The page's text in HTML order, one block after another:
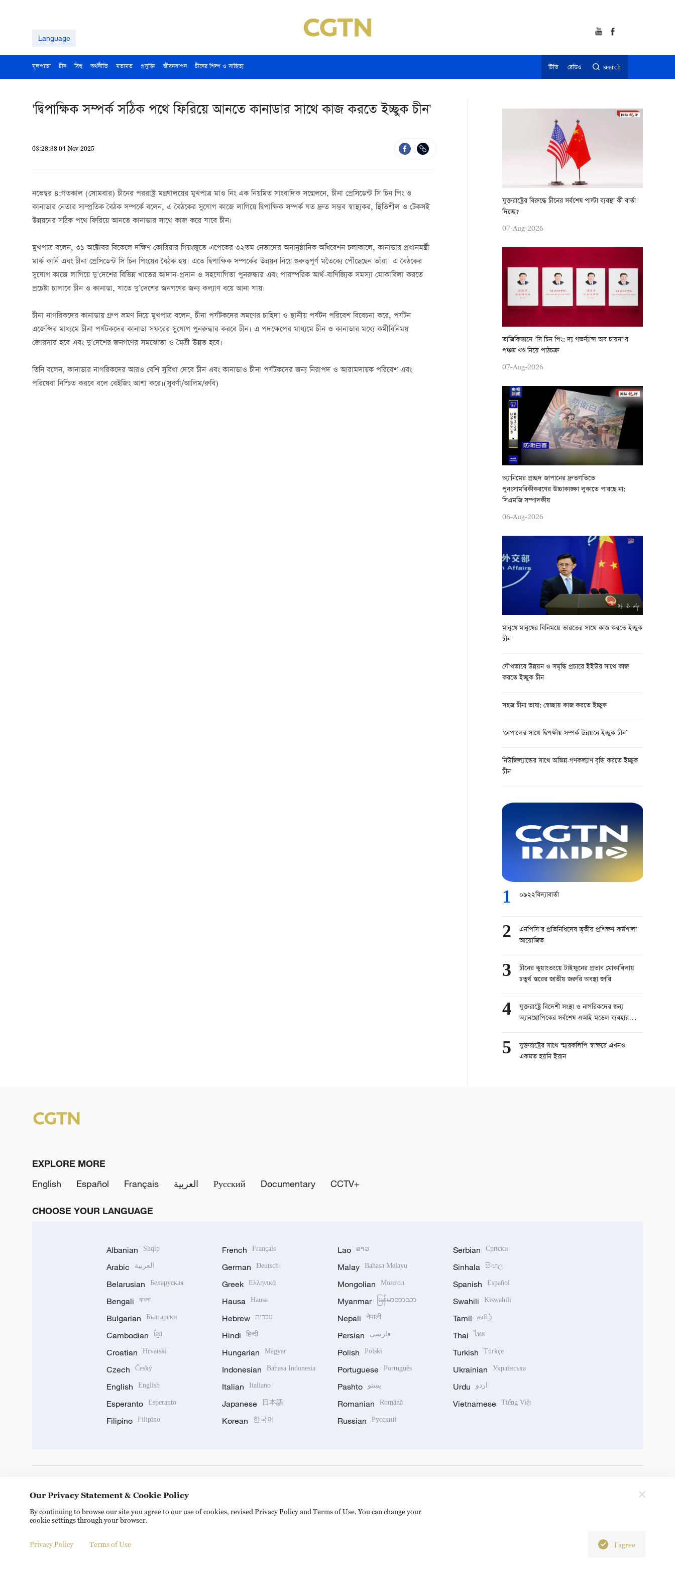
Language
মূলপাতা চীন বিশ্ব অর্থনীতি মতামত প্রযুক্তি জীবনযাপন চীনের শিল্প ও সাহিত্য টিভি রেডিও search
'দ্বিপাক্ষিক সম্পর্ক সঠিক পথে ফিরিয়ে আনতে কানাডার সাথে কাজ করতে ইচ্ছুক চীন'
03:28:38 04-Nov-2025
নভেম্বর ৪:গতকাল (সোমবার) চীনের পররাষ্ট্র মন্ত্রণালয়ের মুখপাত্র মাও নিং এক নিয়মিত সাংবাদিক সম্মেলনে, চীনা প্রেসিডেন্ট সি চিন পিং ও
কানাডার নেতার সাম্প্রতিক বৈঠক সম্পর্কে বলেন, এ বৈঠকের সুযোগ কাজে লাগিয়ে দ্বিপাক্ষিক সম্পর্ক যত দ্রুত সম্ভব স্বাস্থ্যকর, স্থিতিশীল ও টেকসই
উন্নয়নের সঠিক পথে ফিরিয়ে আনতে কানাডার সাথে কাজ করে যাবে চীন।
মুখপাত্র বলেন, ৩১ অক্টোবর বিকেলে দক্ষিণ কোরিয়ার গিয়ংজুতে এপেকের ৩২তম নেতাদের অনানুষ্ঠানিক অধিবেশন চলাকালে, কানাডার প্রধানমন্ত্রী
মার্ক কার্নি এবং চীনা প্রেসিডেন্ট সি চিন পিংয়ের বৈঠক হয়। এতে দ্বিপাক্ষিক সম্পর্কের উন্নয়ন নিয়ে গুরুত্বপূর্ণ মতৈক্যে পৌঁছেছেন তাঁরা। এ বৈঠকের
সুযোগ কাজে লাগিয়ে দু’দেশের বিভিন্ন খাতের আদান-প্রদান ও সহযোগিতা পুনরুদ্ধার এবং পারস্পরিক আর্থ-বাণিজ্যিক সমস্যা মোকাবিলা করতে
প্রচেষ্টা চালাবে চীন ও কানাডা, যাতে দু’দেশের জনগণের জন্য কল্যাণ বয়ে আনা যায়।
চীনা নাগরিকদের কানাডায় গ্রুপ ভ্রমণ নিয়ে মুখপাত্র বলেন, চীনা পর্যটকদের ভ্রমণের চাহিদা ও স্থানীয় পর্যটন পরিবেশ বিবেচনা করে, পর্যটন
এজেন্সির মাধ্যমে চীনা পর্যটকদের কানাডা সফরের সুযোগ পুনরুদ্ধার করবে চীন। এ পদক্ষেপের মাধ্যমে চীন ও কানাডার মধ্যে কর্মীবিনিময়
জোরদার হবে এবং দু’দেশের জনগণের সমঝোতা ও মৈত্রী উন্নত হবে।
তিনি বলেন, কানাডার নাগরিকদের আরও বেশি সুবিধা দেবে চীন এবং কানাডাও চীনা পর্যটকদের জন্য নিরাপদ ও আরামদায়ক পরিবেশ এবং
পরিষেবা নিশ্চিত করবে বলে বেইজিং আশা করে।(সুবর্ণা/আলিম/রুবি)
যুক্তরাষ্ট্রের বিরুদ্ধে চীনের সর্বশেষ পাল্টা ব্যবস্থা কী বার্তা
দিচ্ছে?
07-Aug-2026
তাজিকিস্তানে ‘সি চিন পিং: দ্য গভর্ন্যান্স অব চায়না’র
পঞ্চম খণ্ড নিয়ে পাঠচক্র
07-Aug-2026
অ্যানিমের প্রচ্ছদ জাপানের দ্রুতগতিতে
পুনঃসামরিকীকরণের উচ্চাকাঙ্ক্ষা লুকাতে পারছে না:
সিএমজি সম্পাদকীয়
06-Aug-2026
মানুষে মানুষের বিনিময়ে ভারতের সাথে কাজ করতে ইচ্ছুক
চীন
যৌথভাবে উন্নয়ন ও সমৃদ্ধি প্রচারে ইইউর সাথে কাজ
করতে ইচ্ছুক চীন
সহজ চীনা ভাষা: স্বেচ্ছায় কাজ করতে ইচ্ছুক
‘নেপালের সাথে দ্বিপক্ষীয় সম্পর্ক উন্নয়নে ইচ্ছুক চীন’
নিউজিল্যান্ডের সাথে অভিন্ন-গণকল্যাণ বৃদ্ধি করতে ইচ্ছুক
চীন
1 ০৯২২বিদ্যাবার্তা
2
এনপিসি’র প্রতিনিধিদের তৃতীয় প্রশিক্ষণ-কর্মশালা
আয়োজিত
3
চীনের কুয়াংতংয়ে টাইফুনের প্রভাব মোকাবিলায়
চতুর্থ স্তরের জাতীয় জরুরি অবস্থা জারি
4
যুক্তরাষ্ট্রে বিদেশী সংস্থা ও নাগরিকদের জন্য
অ্যানথ্রোপিকের সর্বশেষ এআই মডেল ব্যবহার
5
যুক্তরাষ্ট্রের সাথে স্মারকলিপি স্বাক্ষরে এখনও
একমত হয়নি ইরান
EXPLORE MORE
English
Español Français العربية Русский Documentary CCTV+
CHOOSE YOUR LANGUAGE
Albanian Shqip
Arabic العربية
Belarusian Беларуская
Bengali বাংলা
Bulgarian Български
Cambodian ខ្មែរ
Croatian Hrvatski
Czech Český
English English
Esperanto Esperanto
Filipino Filipino
French Français
German Deutsch
Greek Ελληνικά
Hausa Hausa
Hebrew עברית
Hindi हिन्दी
Hungarian Magyar
Indonesian Bahasa Indonesia
Italian Italiano
Japanese 日本語
Korean 한국어
Lao ລາວ
Malay Bahasa Melayu
Mongolian Монгол
Myanmar မြန်မာဘာသာ
Nepali नेपाली
Persian فارسی
Polish Polski
Portuguese Português
Pashto پښتو
Romanian Română
Russian Русский
Serbian Српски
Sinhala සිංහල
Spanish Español
Swahili Kiswahili
Tamil தமிழ்
Thai ไทย
Turkish Türkçe
Ukrainian Українська
Urdu اردو
Vietnamese Tiếng Việt
Copyright © 2024 CGTN. 京ICP备20000184号
Our Privacy Statement & Cookie Policy
By continuing to browse our site you agree to our use of cookies, revised Privacy Policy and Terms of Use. You can change your
cookie settings through your browser.
Privacy Policy Terms of Use I agree